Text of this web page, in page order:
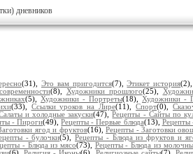
дневников
(31), Это вам пригодится(7),Этикет история
(8), Художники прошлого(25),
(5), Художники - Портреты(18), Художники -
(33), Ссылки уроков на Лире(11),Спорт(0),
и холодные закуски(47),Рецепты - Сайты по
- Пироги(49),Рецепты - Первые блюда(13), Рецепты
ягод и фруктов(16),Рецепты - Заготовки
- булочки(5), Рецепты - Блюда из фруктов и
- Блюда из мясо(73), Рецепты - Блюда из